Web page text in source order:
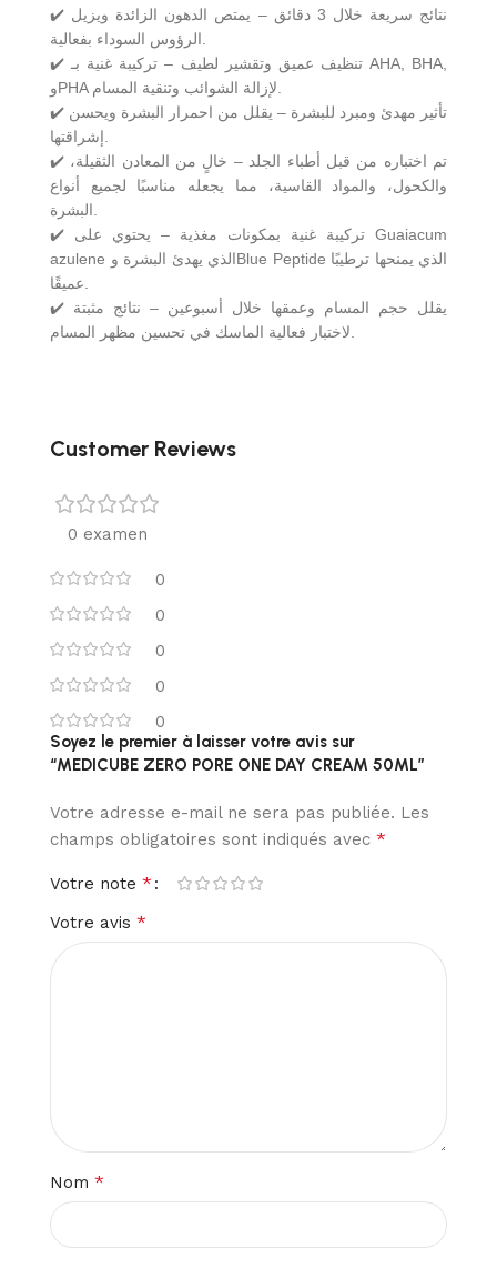
✔️ نتائج سريعة خلال 3 دقائق – يمتص الدهون الزائدة ويزيل
✔️ تنظيف عميق وتقشير لطيف – تركيبة غنية بـ AHA, BHA,
✔️ تأثير مهدئ ومبرد للبشرة – يقلل من احمرار البشرة ويحسن
✔️ تم اختباره من قبل أطباء الجلد – خالٍ من المعادن الثقيلة،
والكحول، والمواد القاسية، مما يجعله مناسبًا لجميع أنواع
✔️ تركيبة غنية بمكونات مغذية – يحتوي على Guaiacum
azulene الذي يهدئ البشرة وBlue Peptide الذي يمنحها ترطيبًا
✔️ يقلل حجم المسام وعمقها خلال أسبوعين – نتائج مثبتة
Customer Reviews
0 examen
0
0
0
0
0
Soyez le premier à laisser votre avis sur
“MEDICUBE ZERO PORE ONE DAY CREAM 50ML”
Votre adresse e-mail ne sera pas publiée. Les
champs obligatoires sont indiqués avec *
Votre note *
Votre avis *
Nom *